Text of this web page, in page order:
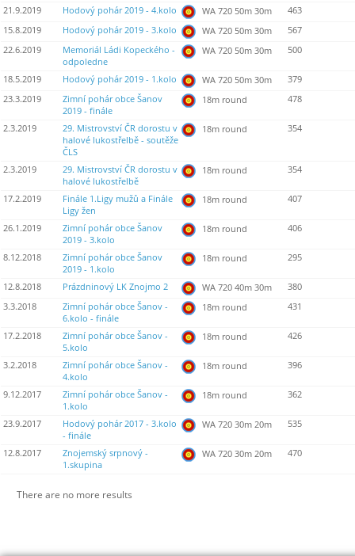
21.9.2019 Hodový pohár 2019 - 4.kolo WA 720 50m 30m
463
15.8.2019
Hodový pohár 2019 - 3.kolo WA 720 50m 30m
567
22.6.2019
Memoriál Ládi Kopeckého -
odpoledne
WA 720 50m 30m 500
18.5.2019 Hodový pohár 2019 - 1.kolo WA 720 50m 30m
379
23.3.2019
Zimní pohár obce Šanov
2019 - finále
18m round 478
2.3.2019
29. Mistrovství ČR dorostu v
halové lukostřelbě - soutěže
ČLS
18m round 354
2.3.2019
29. Mistrovství ČR dorostu v
halové lukostřelbě
18m round 354
17.2.2019
Finále 1.Ligy mužů a Finále
Ligy žen
18m round 407
26.1.2019
Zimní pohár obce Šanov
2019 - 3.kolo
18m round 406
8.12.2018
Zimní pohár obce Šanov
2019 - 1.kolo
18m round 295
12.8.2018 Prázdninový LK Znojmo 2 WA 720 40m 30m
380
3.3.2018
Zimní pohár obce Šanov -
6.kolo - finále
18m round 431
17.2.2018
Zimní pohár obce Šanov -
5.kolo
18m round 426
3.2.2018
Zimní pohár obce Šanov -
4.kolo
18m round 396
9.12.2017
Zimní pohár obce Šanov -
1.kolo
18m round 362
23.9.2017
Hodový pohár 2017 - 3.kolo
- finále
WA 720 30m 20m 535
12.8.2017
Znojemský srpnový -
1.skupina
WA 720 30m 20m 470
There are no more results